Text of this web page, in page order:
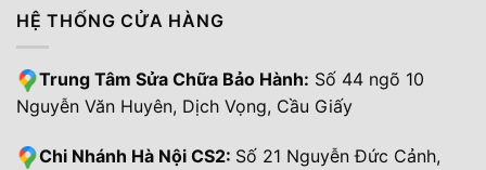
HỆ THỐNG CỬA HÀNG
Trung Tâm Sửa Chữa Bảo Hành: Số 44 ngõ 10
Nguyễn Văn Huyên, Dịch Vọng, Cầu Giấy
Chi Nhánh Hà Nội CS2: Số 21 Nguyễn Đức Cảnh,